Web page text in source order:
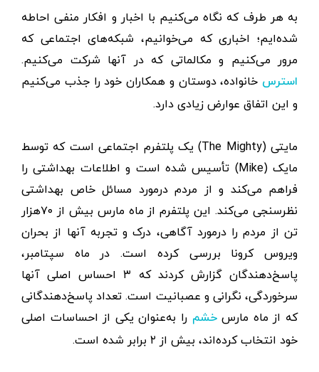
به هر طرف که نگاه می‌کنیم با اخبار و افکار منفی احاطه
شده‌ایم؛ اخباری که می‌خوانیم، شبکه‌های اجتماعی که
مرور می‌کنیم و مکالماتی که در آنها شرکت می‌کنیم.
استرس خانواده، دوستان و همکاران خود را جذب می‌کنیم
و این اتفاق عوارض زیادی دارد.
مایتی (The Mighty) یک پلتفرم اجتماعی است که توسط
مایک (Mike) تأسیس شده است و اطلاعات بهداشتی را
فراهم می‌کند و از مردم درمورد مسائل خاص بهداشتی
نظرسنجی می‌کند. این پلتفرم از ماه مارس بیش از ۷۰هزار
تن از مردم را درمورد آگاهی، درک و تجربه آنها از بحران
ویروس کرونا بررسی کرده است. در ماه سپتامبر،
پاسخ‌دهندگان گزارش کردند که ۳ احساس اصلی آنها
سرخوردگی، نگرانی و عصبانیت است. تعداد پاسخ‌دهندگانی
که از ماه مارسخشم را به‌عنوان یکی از احساسات اصلی
خود انتخاب کرده‌اند، بیش از ۲ برابر شده است.